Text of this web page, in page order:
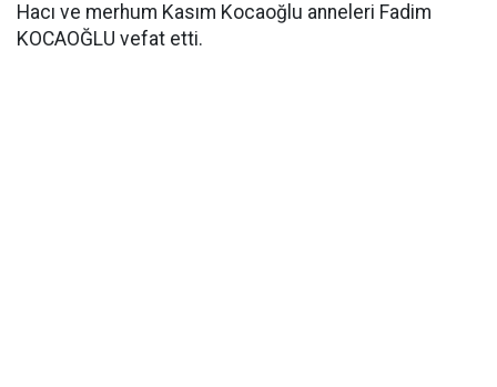
Hacı ve merhum Kasım Kocaoğlu anneleri Fadim
KOCAOĞLU vefat etti.